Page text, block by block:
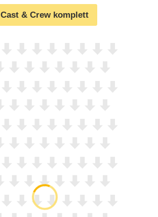
Cast & Crew komplett